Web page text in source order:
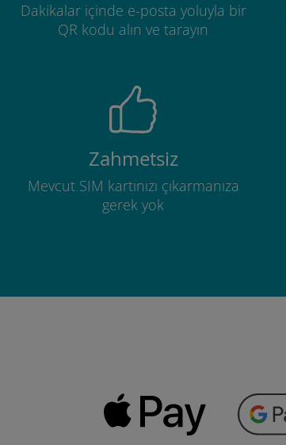
Dakikalar içinde e-posta yoluyla bir
QR kodu alın ve tarayın
Zahmetsiz
Mevcut SIM kartınızı çıkarmanıza
gerek yok